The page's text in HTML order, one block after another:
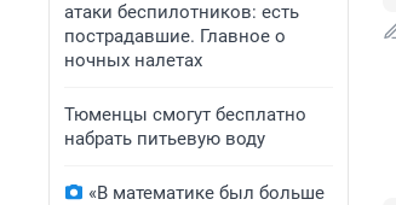
атаки беспилотников: есть
пострадавшие. Главное о
ночных налетах
Тюменцы смогут бесплатно
набрать питьевую воду
«В математике был больше